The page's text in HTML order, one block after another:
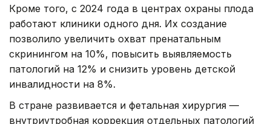
Кроме того, с 2024 года в центрах охраны плода
работают клиники одного дня. Их создание
позволило увеличить охват пренатальным
скринингом на 10%, повысить выявляемость
патологий на 12% и снизить уровень детской
инвалидности на 8%.
В стране развивается и фетальная хирургия —
внутриутробная коррекция отдельных патологий